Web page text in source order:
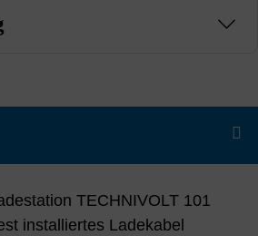
TECHNIVOLT 101
installiertes Ladekabel